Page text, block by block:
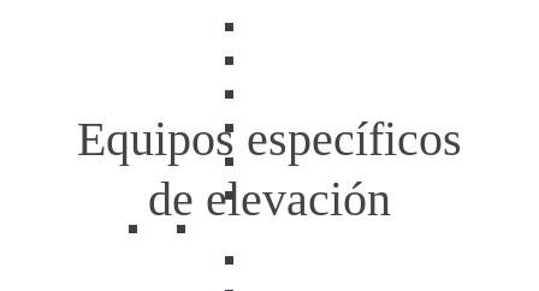
Equipos específicos
de elevación